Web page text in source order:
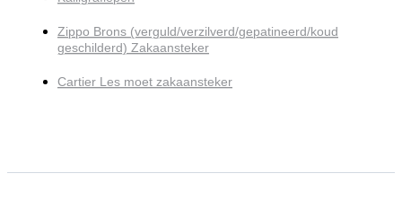
Zippo Brons (verguld/verzilverd/gepatineerd/koud
geschilderd) Zakaansteker
Cartier Les moet zakaansteker